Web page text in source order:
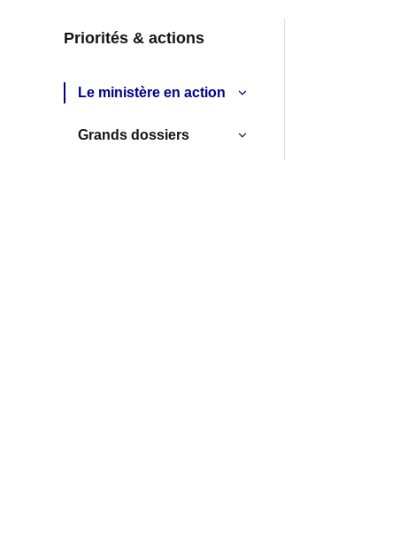
Priorités & actions
Le ministère en action
Grands dossiers